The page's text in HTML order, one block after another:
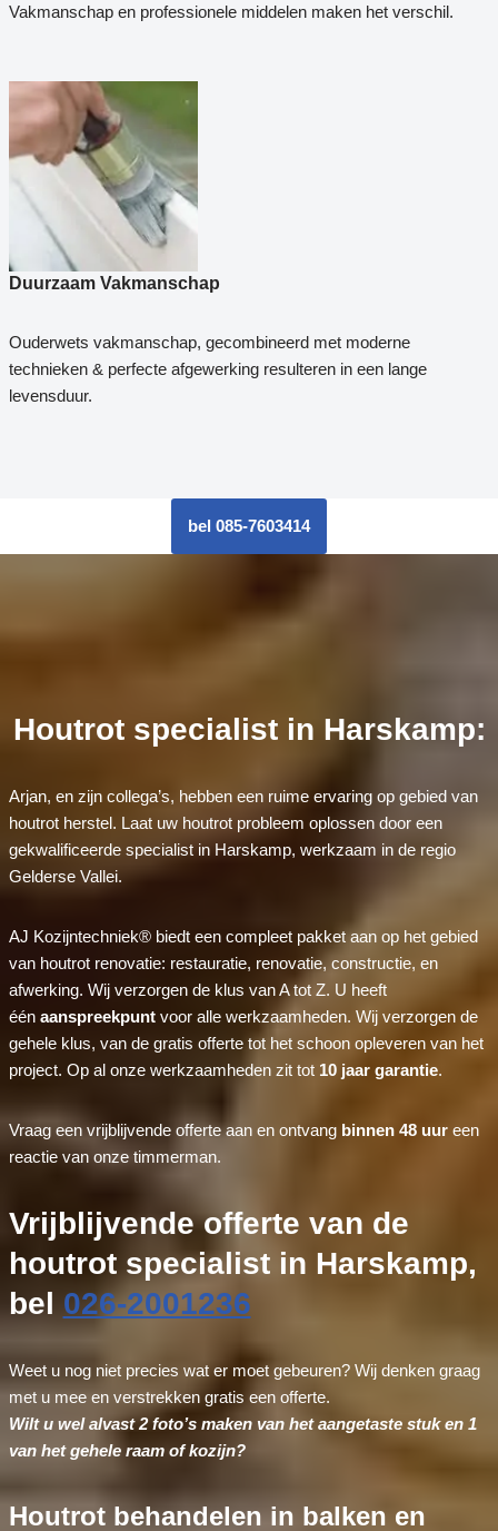
Vakmanschap en professionele middelen maken het verschil.
Duurzaam Vakmanschap
Ouderwets vakmanschap, gecombineerd met moderne
technieken & perfecte afgewerking resulteren in een lange
levensduur.
bel 085-7603414
Houtrot specialist in Harskamp:
Arjan, en zijn collega’s, hebben een ruime ervaring op gebied van
houtrot herstel. Laat uw houtrot probleem oplossen door een
gekwalificeerde specialist in Harskamp, werkzaam in de regio
Gelderse Vallei.
AJ Kozijntechniek® biedt een compleet pakket aan op het gebied
van houtrot renovatie: restauratie, renovatie, constructie, en
afwerking. Wij verzorgen de klus van A tot Z. U heeft
één aanspreekpuntvoor alle werkzaamheden. Wij verzorgen de
gehele klus, van de gratis offerte tot het schoon opleveren van het
project. Op al onze werkzaamheden zit tot 10 jaar garantie.
Vraag een vrijblijvende offerte aan en ontvang binnen 48 uureen
reactie van onze timmerman.
Vrijblijvende offerte van de
houtrot specialist in Harskamp,
bel 026-2001236
Weet u nog niet precies wat er moet gebeuren? Wij denken graag
met u mee en verstrekken gratis een offerte.
Wilt u wel alvast 2 foto’s maken van het aangetaste stuk en 1
van het gehele raam of kozijn?
Houtrot behandelen in balken en